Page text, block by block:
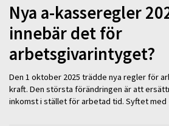
Nya a-kasseregler
innebär det för
arbetsgivarintyget?
Den 1 oktober 2025 trädde nya regler för
kraft. Den största förändringen är att
inkomst i stället för arbetad tid. Syftet